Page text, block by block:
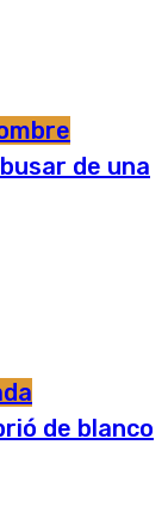
de una
de blanco